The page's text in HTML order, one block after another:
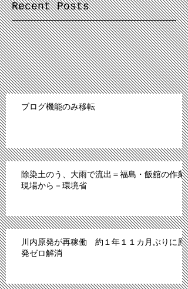
Recent Posts
ブログ機能のみ移転
除染土のう、大雨で流出＝福島・飯舘の作業
現場から－環境省
川内原発が再稼働 約１年１１カ月ぶりに原
発ゼロ解消